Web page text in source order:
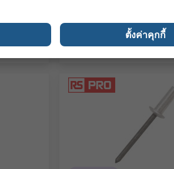
เพิ่ม
เปรียบเทียบ /
ตั้งค่าคุกกี้